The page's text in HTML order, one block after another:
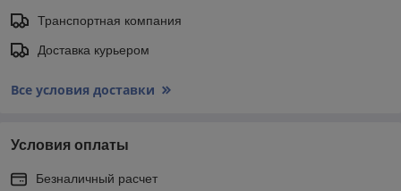
Транспортная компания
Доставка курьером
Все условия доставки
Условия оплаты
Безналичный расчет